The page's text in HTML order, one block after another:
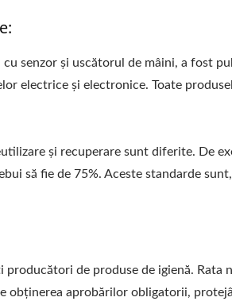
senzor și uscătorul de mâini, a fost
electrice și electronice. Toate
și recuperare sunt diferite. De
să fie de 75%. Aceste standarde
de produse de igienă. Rata
aprobărilor obligatorii,